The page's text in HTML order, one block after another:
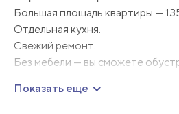
Большая площадь квартиры —
Отдельная кухня.
Свежий ремонт.
Без мебели — вы сможете
Идеальное предложение для
Показать еще